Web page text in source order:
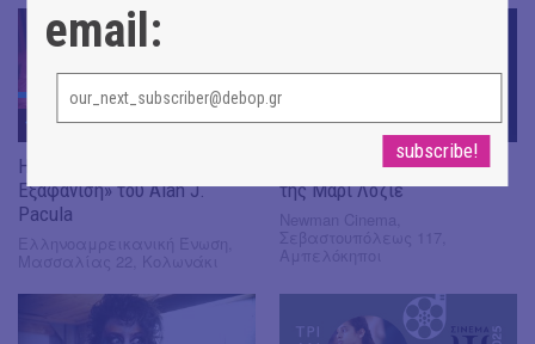
12 MAR
HAU Movie Club | «Η
Εξαφάνιση» του Alan J.
Pacula
10 MAR
"PEACHES GOES BANANAS"
της Μαρί Λοζιέ
email: